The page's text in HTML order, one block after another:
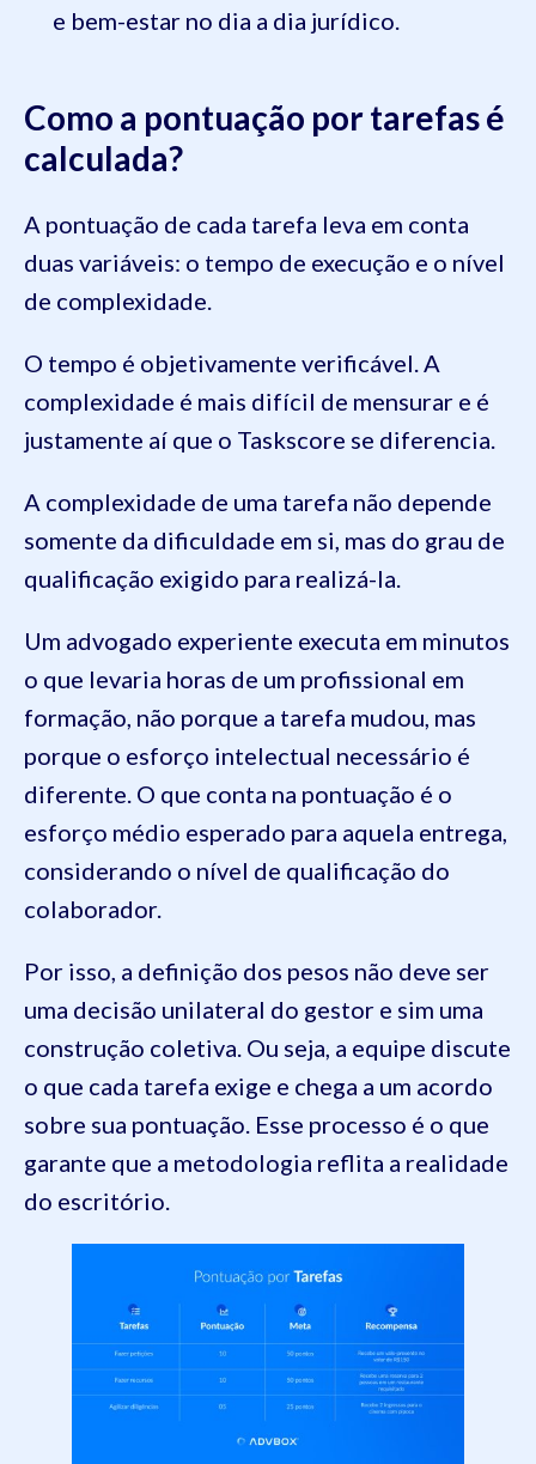
e bem-estar no dia a dia jurídico.
Como a pontuação por tarefas é
calculada?
A pontuação de cada tarefa leva em conta
duas variáveis: o tempo de execução e o nível
de complexidade.
O tempo é objetivamente verificável. A
complexidade é mais difícil de mensurar e é
justamente aí que o Taskscore se diferencia.
A complexidade de uma tarefa não depende
somente da dificuldade em si, mas do grau de
qualificação exigido para realizá-la.
Um advogado experiente executa em minutos
o que levaria horas de um profissional em
formação, não porque a tarefa mudou, mas
porque o esforço intelectual necessário é
diferente. O que conta na pontuação é o
esforço médio esperado para aquela entrega,
considerando o nível de qualificação do
colaborador.
Por isso, a definição dos pesos não deve ser
uma decisão unilateral do gestor e sim uma
construção coletiva. Ou seja, a equipe discute
o que cada tarefa exige e chega a um acordo
sobre sua pontuação. Esse processo é o que
garante que a metodologia reflita a realidade
do escritório.